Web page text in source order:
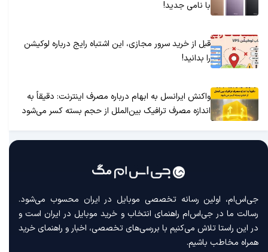
با نامی جدید!
قبل از خرید سرور مجازی، این اشتباه رایج درباره لوکیشن
را بدانید!
واکنش ایرانسل به ابهام درباره مصرف اینترنت: دقیقاً به
اندازه مصرف ترافیک بین‌الملل از حجم بسته کسر می‌شود
جی‌اس‌ام، اولین رسانه‌ تخصصی موبایل در ایران محسوب می‌شود.
رسالت ما در جی‌اس‌ام راهنمای انتخاب و خرید موبایل در ایران است و
در این راستا تلاش می‌کنیم با بررسی‌های تخصصی، اخبار و راهنمای خرید
همراه مخاطب باشیم.